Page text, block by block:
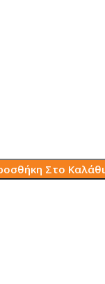
Στο Καλάθι